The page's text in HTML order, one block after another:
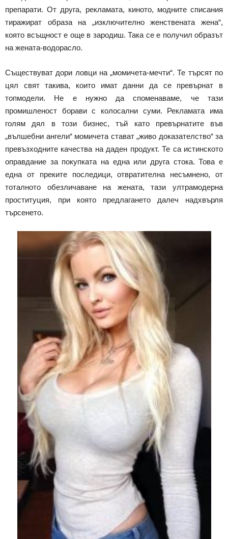
препарати. От друга, рекламата, киното, модните списания
тиражират образа на „изключително женствената жена“,
която всъщност е още в зародиш. Така се е получил образът
на жената-водорасло.
Съществуват дори ловци на „момичета-мечти“. Те търсят по
цял свят такива, които имат данни да се превърнат в
топмодели. Не е нужно да споменаваме, че тази
промишленост борави с колосални суми. Рекламата има
голям дял в този бизнес, тъй като превърнатите във
„вълшебни ангели“ момичета стават „живо доказателство“ за
превъзходните качества на даден продукт. Те са истинското
оправдание за покупката на една или друга стока. Това е
една от преките последици, отвратителна несъмнено, от
тоталното обезличаване на жената, тази ултрамодерна
проституция, при която предлагането далеч надхвърля
търсенето.